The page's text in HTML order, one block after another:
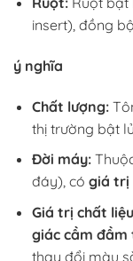
insert), đồng
ý nghĩa
Chất lượng:
thị trường bật
Đời máy:
đáy), có giá trị
Giá trị chất
giác cầm đầm
thay đổi màu